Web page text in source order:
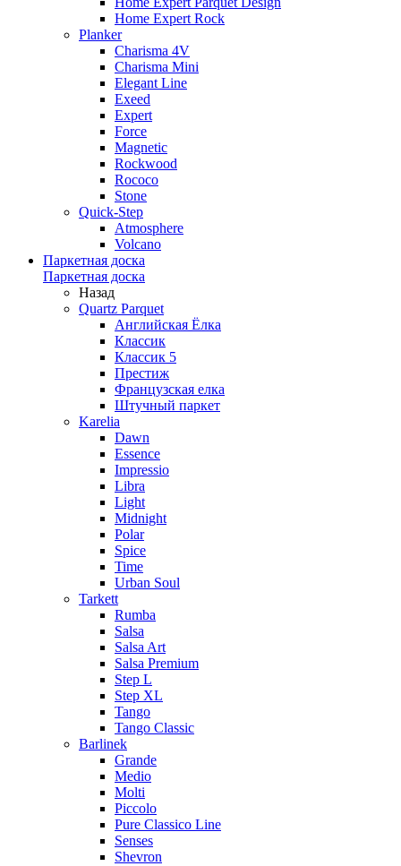
Home Expert Rock
Planker
Charisma 4V
Charisma Mini
Elegant Line
Exeed
Expert
Force
Magnetic
Rockwood
Rococo
Stone
Quick-Step
Atmosphere
Volcano
Паркетная доска
Паркетная доска
Назад
Quartz Parquet
Английская Ёлка
Классик
Классик 5
Престиж
Французская елка
Штучный паркет
Karelia
Dawn
Essence
Impressio
Libra
Light
Midnight
Polar
Spice
Time
Urban Soul
Tarkett
Rumba
Salsa
Salsa Art
Salsa Premium
Step L
Step XL
Tango
Tango Classic
Barlinek
Grande
Medio
Molti
Piccolo
Pure Classico Line
Senses
Shevron